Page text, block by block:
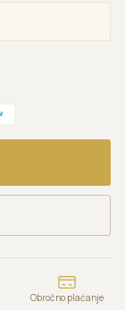
Obročno plaćanje